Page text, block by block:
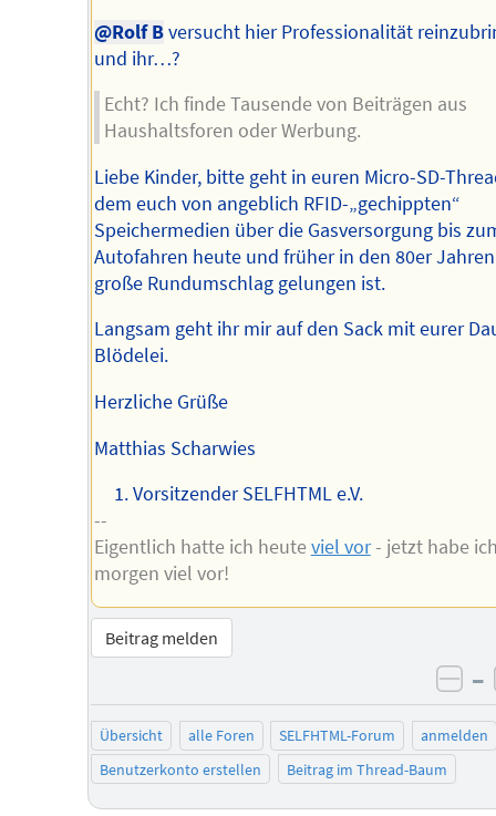
@Rolf Bversucht hier Professionalität
und ihr…?
Echt? Ich finde Tausende von Beiträgen aus
Haushaltsforen oder Werbung.
Liebe Kinder, bitte geht in euren Micro-SD-
dem euch von angeblich RFID-„gechippten“
Speichermedien über die Gasversorgung bis
Autofahren heute und früher in den 80er
große Rundumschlag gelungen ist.
Langsam geht ihr mir auf den Sack mit eurer
Blödelei.
Herzliche Grüße
Matthias Scharwies
Vorsitzender SELFHTML e.V.
--
Eigentlich hatte ich heuteviel vor- jetzt habe
morgen viel vor!
Beitrag melden
–
Übersicht alle Foren SELFHTML-Forum
anmelden
Benutzerkonto erstellen
Beitrag im Thread-Baum